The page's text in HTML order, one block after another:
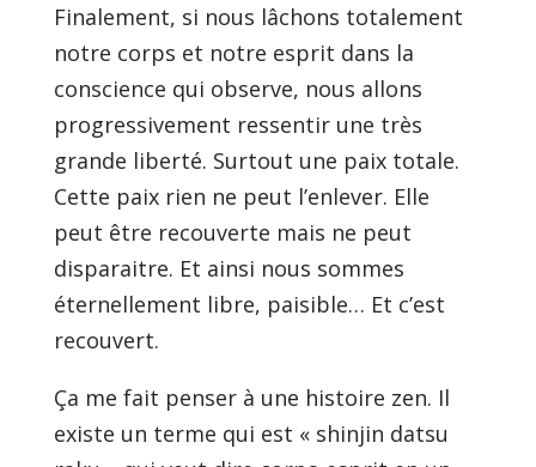
Finalement, si nous lâchons totalement
notre corps et notre esprit dans la
conscience qui observe, nous allons
progressivement ressentir une très
grande liberté. Surtout une paix totale.
Cette paix rien ne peut l’enlever. Elle
peut être recouverte mais ne peut
disparaitre. Et ainsi nous sommes
éternellement libre, paisible… Et c’est
recouvert.
Ça me fait penser à une histoire zen. Il
existe un terme qui est « shinjin datsu